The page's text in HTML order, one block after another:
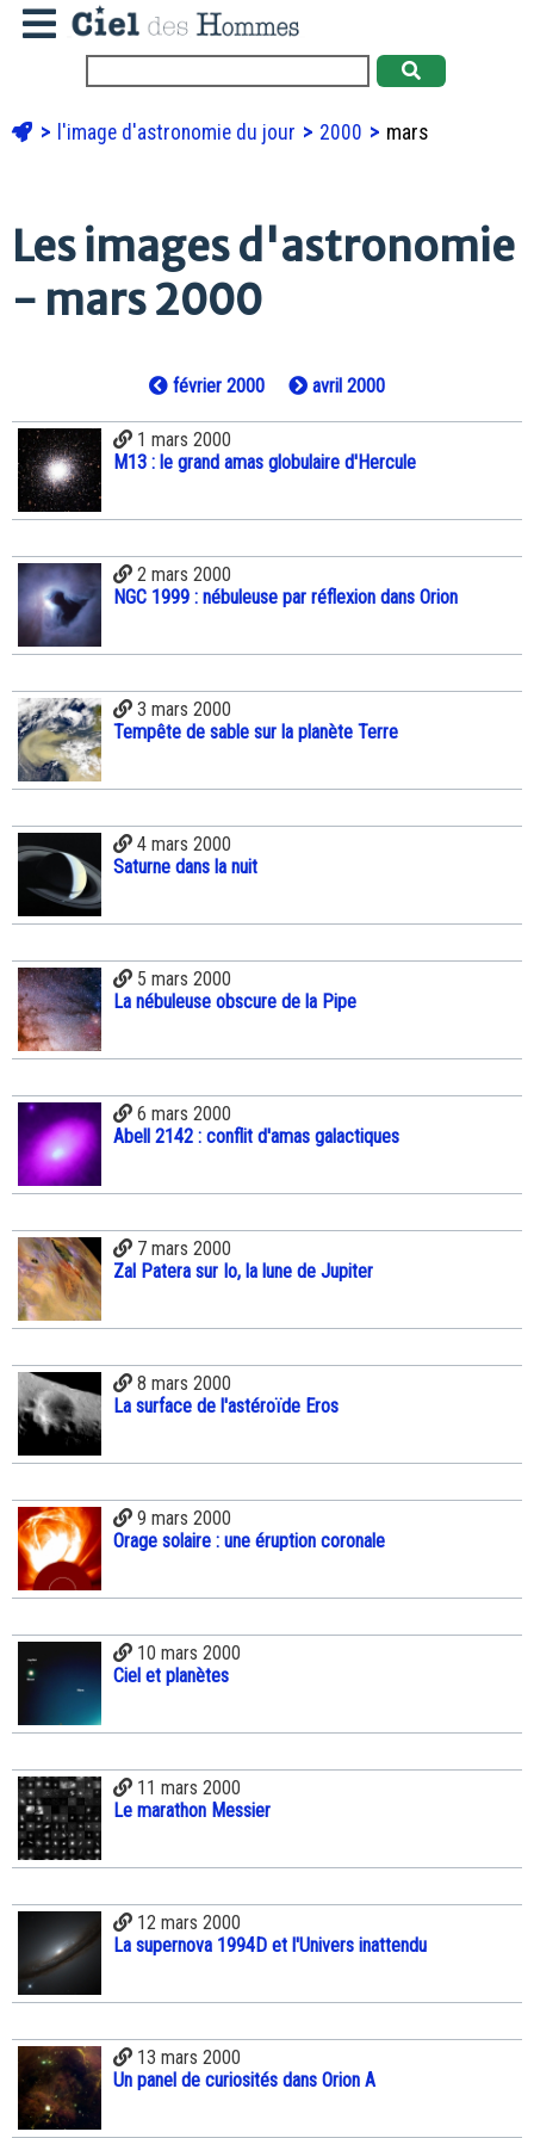
l'image d'astronomie du jour 2000 mars
Les images d'astronomie
- mars 2000
février 2000 avril 2000
1 mars 2000
M13 : le grand amas globulaire d'Hercule
2 mars 2000
NGC 1999 : nébuleuse par réflexion dans Orion
3 mars 2000
Tempête de sable sur la planète Terre
4 mars 2000
Saturne dans la nuit
5 mars 2000
La nébuleuse obscure de la Pipe
6 mars 2000
Abell 2142 : conflit d'amas galactiques
7 mars 2000
Zal Patera sur Io, la lune de Jupiter
8 mars 2000
La surface de l'astéroïde Eros
9 mars 2000
Orage solaire : une éruption coronale
10 mars 2000
Ciel et planètes
11 mars 2000
Le marathon Messier
12 mars 2000
La supernova 1994D et l'Univers inattendu
13 mars 2000
Un panel de curiosités dans Orion A